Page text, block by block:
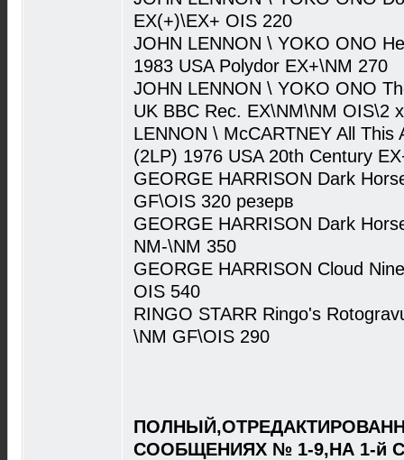
EX(+)\EX+ OIS 220
JOHN LENNON \ YOKO ONO
1983 USA Polydor EX+\NM 270
JOHN LENNON \ YOKO ONO
UK BBC Rec. EX\NM\NM OIS\2
LENNON \ McCARTNEY All
(2LP) 1976 USA 20th Century
GEORGE HARRISON Dark
GF\OIS 320 резерв
GEORGE HARRISON Dark
NM-\NM 350
GEORGE HARRISON Cloud
OIS 540
RINGO STARR Ringo's
\NM GF\OIS 290
СООБЩЕНИЯХ № 1-9,НА 1-й